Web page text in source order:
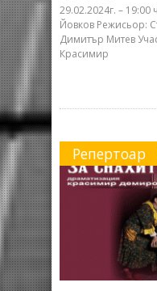
29.02.2024г. –
Йовков Режисьор:
Димитър Митев
Красимир
Репертоар